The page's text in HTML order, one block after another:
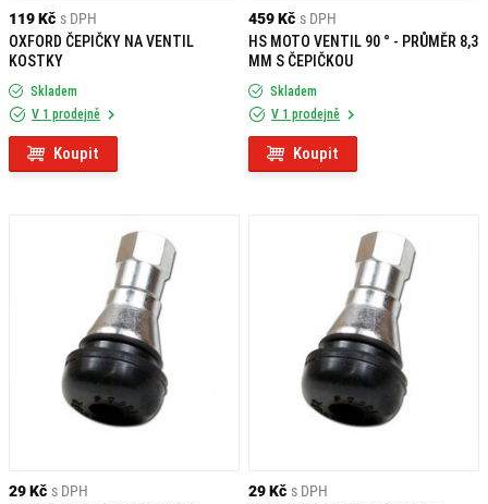
119 Kč s DPH
OXFORD ČEPIČKY NA VENTIL
KOSTKY
Skladem
V 1 prodejně
Koupit
459 Kč s DPH
HS MOTO VENTIL 90 ° - PRŮMĚR 8,3
MM S ČEPIČKOU
Skladem
V 1 prodejně
Koupit
29 Kč s DPH
29 Kč s DPH